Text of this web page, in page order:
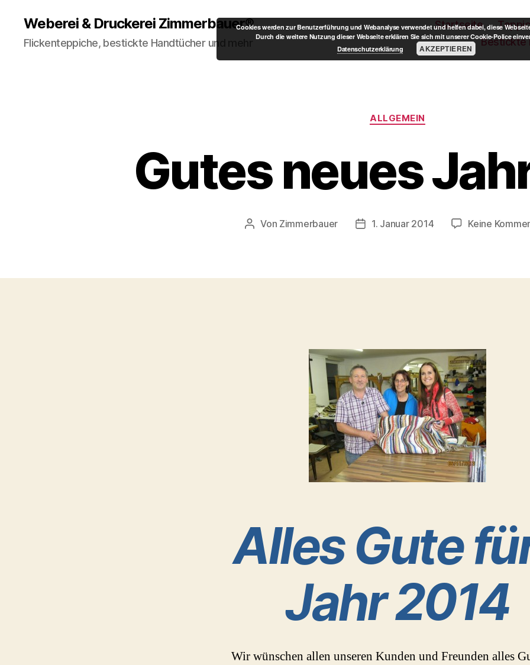
Weberei & Druckerei Zimmerbauer®
Flickenteppiche, bestickte Handtücher und mehr
Startseite
Bestickte
Kategorien
ALLGEMEIN
Gutes neues
Beitragsautor
Von Zimmerbauer Beitragsdatum
1. Januar 2014 Keine
Alles Gute
Jahr 2014
Wir wünschen allen unseren Kunden und Freunden alles
Cookies werden zur Benutzerführung und Webanalyse verwendet und helfen dabei, diese
Durch die weitere Nutzung dieser Webseite erklären Sie sich mit unserer Cookie-Police
Datenschutzerklärung
AKZEPTIEREN